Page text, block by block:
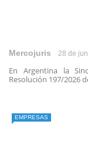
Mercojuris 28 de
En Argentina la
Resolución 197/2026
EMPRESAS